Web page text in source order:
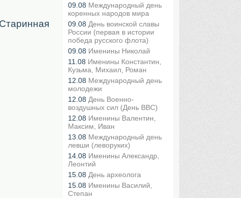
09.08 Международный день
коренных народов мира
09.08 День воинской славы
России (первая в истории
победа русского флота)
09.08 Именины Николай
11.08 Именины Константин,
Кузьма, Михаил, Роман
12.08 Международный день
молодежи
12.08 День Военно-
воздушных сил (День ВВС)
12.08 Именины Валентин,
Максим, Иван
13.08 Международный день
левши (леворуких)
14.08 Именины Александр,
Леонтий
15.08 День археолога
15.08 Именины Василий,
Степан